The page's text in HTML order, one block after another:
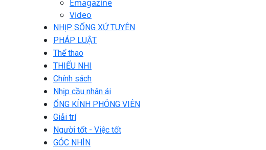
Emagazine
Video
NHỊP SỐNG XỨ TUYÊN
PHÁP LUẬT
Thể thao
THIẾU NHI
Chính sách
Nhịp cầu nhân ái
ỐNG KÍNH PHÓNG VIÊN
Giải trí
Người tốt - Việc tốt
GÓC NHÌN